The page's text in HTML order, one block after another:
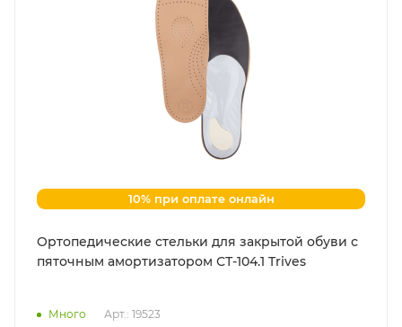
10% при оплате онлайн
Ортопедические стельки для закрытой обуви с
пяточным амортизатором СТ-104.1 Trives
Много Арт.: 19523